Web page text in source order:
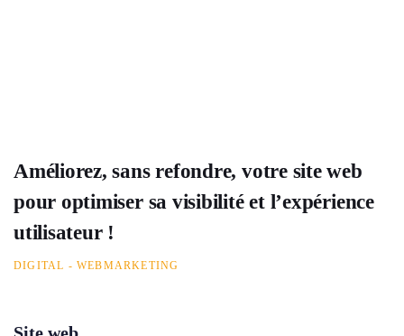
Améliorez, sans refondre, votre site web
pour optimiser sa visibilité et l’expérience
utilisateur !
DIGITAL - WEBMARKETING